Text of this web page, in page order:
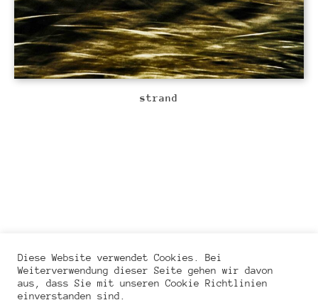
strand
Diese Website verwendet Cookies. Bei
Weiterverwendung dieser Seite gehen wir davon
aus, dass Sie mit unseren Cookie Richtlinien
einverstanden sind.